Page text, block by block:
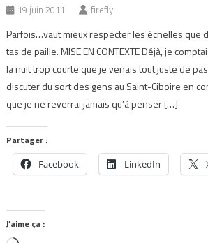
19 juin 2011 firefly
Parfois…vaut mieux respecter les échelles que
tas de paille. MISE EN CONTEXTE Déjà, je
la nuit trop courte que je venais tout juste de
discuter du sort des gens au Saint-Ciboire en
que je ne reverrai jamais qu’à penser […]
Partager :
Facebook LinkedIn
J’aime ça :